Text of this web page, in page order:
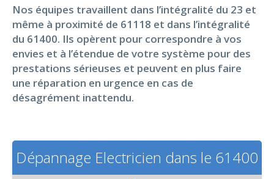
Nos équipes travaillent dans l’intégralité du 23 et
même à proximité de 61118 et dans l’intégralité
du 61400. Ils opèrent pour correspondre à vos
envies et à l’étendue de votre système pour des
prestations sérieuses et peuvent en plus faire
une réparation en urgence en cas de
désagrément inattendu.
Dépannage Electricien dans le 61400